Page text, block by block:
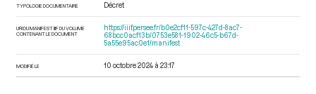
TYPOLOGIE DOCUMENTAIRE Décret
URI DU MANIFEST IIIF DU VOLUME
CONTENANT LE DOCUMENT
https://iiif.persee.fr/b0e2cf11-597c-427d-8ac7-
68bcc0acf13b/0753e581-1902-46c5-b67d-
5a55e95ac0e1/manifest
MODIFIÉ LE 10 octobre 2024 à 23:17